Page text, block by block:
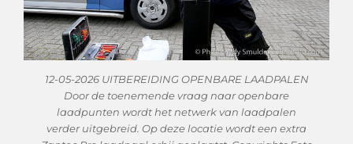
12-05-2026 UITBEREIDING OPENBARE LAADPALEN
Door de toenemende vraag naar openbare
laadpunten wordt het netwerk van laadpalen
verder uitgebreid. Op deze locatie wordt een extra